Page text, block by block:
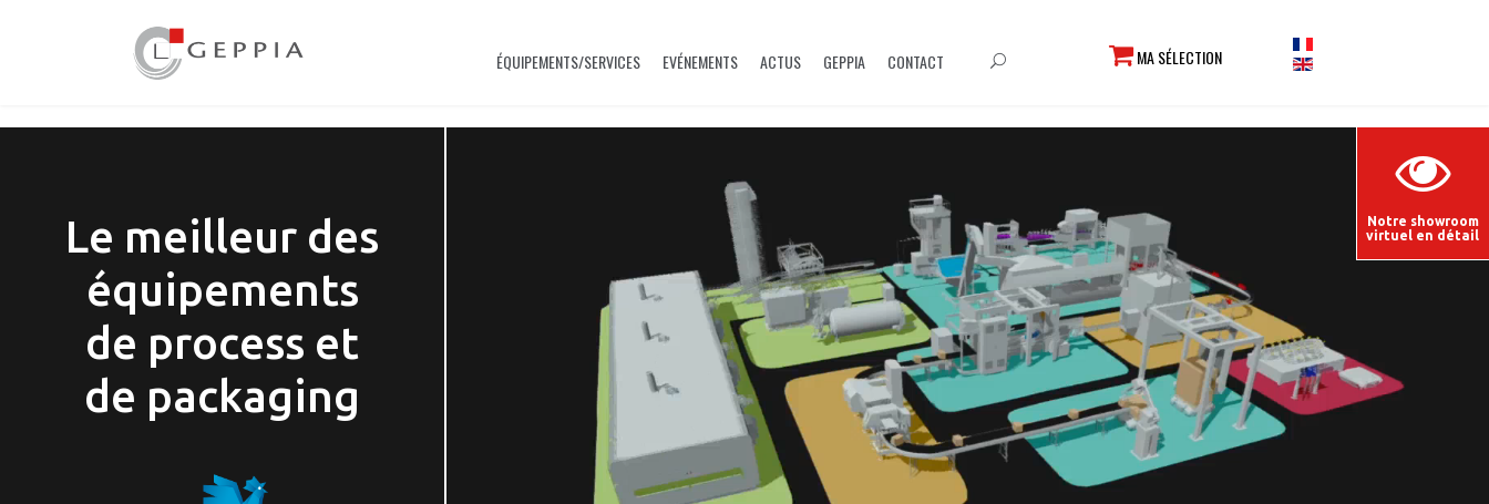
ÉQUIPEMENTS/SERVICES EVÉNEMENTS ACTUS GEPPIA CONTACT MA SÉLECTION
Le meilleur des
équipements
de process et
de packaging
Notre showroom
virtuel en détail